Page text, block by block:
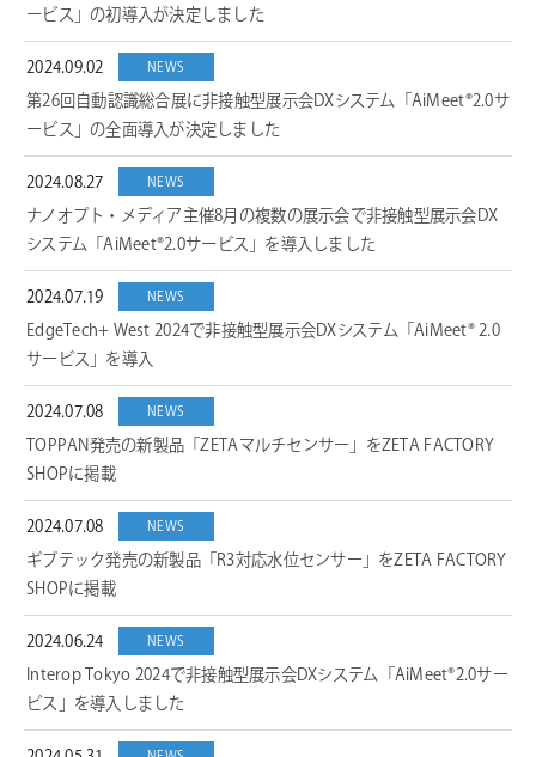
ービス」の初導入が決定しました
2024.09.02 NEWS
第26回自動認識総合展に非接触型展示会DXシステム「AiMeet®2.0サ
ービス」の全面導入が決定しました
2024.08.27 NEWS
ナノオプト・メディア主催8月の複数の展示会で非接触型展示会DX
システム「AiMeet®2.0サービス」を導入しました
2024.07.19 NEWS
EdgeTech+ West 2024で非接触型展示会DXシステム「AiMeet® 2.0
サービス」を導入
2024.07.08 NEWS
TOPPAN発売の新製品「ZETAマルチセンサー」をZETA FACTORY
SHOPに掲載
2024.07.08 NEWS
ギブテック発売の新製品「R3対応水位センサー」をZETA FACTORY
SHOPに掲載
2024.06.24 NEWS
Interop Tokyo 2024で非接触型展示会DXシステム「AiMeet®2.0サー
ビス」を導入しました